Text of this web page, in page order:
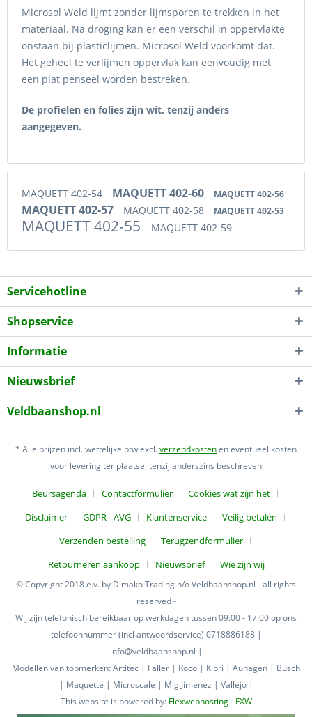
Microsol Weld lijmt zonder lijmsporen te trekken in het
materiaal. Na droging kan er een verschil in oppervlakte
onstaan bij plasticlijmen. Microsol Weld voorkomt dat.
Het geheel te verlijmen oppervlak kan eenvoudig met
een plat penseel worden bestreken.
De profielen en folies zijn wit, tenzij anders
aangegeven.
MAQUETT 402-54 MAQUETT 402-60 MAQUETT 402-56
MAQUETT 402-57 MAQUETT 402-58 MAQUETT 402-53
MAQUETT 402-55 MAQUETT 402-59
Servicehotline
Shopservice
Informatie
Nieuwsbrief
Veldbaanshop.nl
* Alle prijzen incl. wettelijke btw excl.verzendkostenen eventueel kosten
voor levering ter plaatse, tenzij anderszins beschreven
Beursagenda Contactformulier
Cookies wat zijn het
Disclaimer
GDPR - AVG Klantenservice
Veilig betalen
Verzenden bestelling
Terugzendformulier
Retourneren aankoop
Nieuwsbrief Wie zijn wij
© Copyright 2018 e.v. by Dimako Trading h/o Veldbaanshop.nl - all rights
reserved -
Wij zijn telefonisch bereikbaar op werkdagen tussen 09:00 - 17:00 op ons
telefoonnummer (incl antwoordservice) 0718886188 |
info@veldbaanshop.nl |
Modellen van topmerken: Artitec | Faller | Roco | Kibri | Auhagen | Busch
| Maquette | Microscale | Mig Jimenez | Vallejo |
This website is powered by: Flexwebhosting - FXW